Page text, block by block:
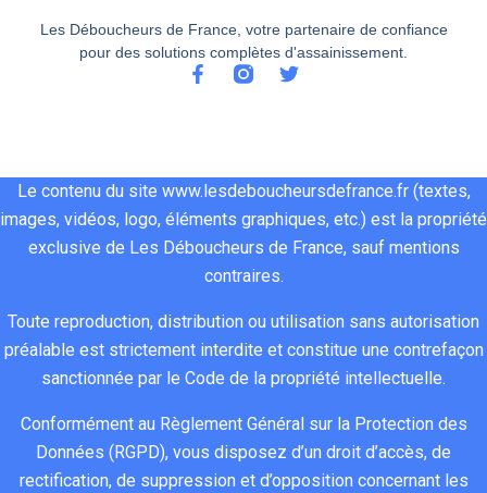
Les Déboucheurs de France, votre partenaire de confiance
pour des solutions complètes d'assainissement.
Le contenu du site www.lesdeboucheursdefrance.fr (textes,
images, vidéos, logo, éléments graphiques, etc.) est la propriété
exclusive de Les Déboucheurs de France, sauf mentions
contraires.
Toute reproduction, distribution ou utilisation sans autorisation
préalable est strictement interdite et constitue une contrefaçon
sanctionnée par le Code de la propriété intellectuelle.
Conformément au Règlement Général sur la Protection des
Données (RGPD), vous disposez d’un droit d’accès, de
rectification, de suppression et d’opposition concernant les